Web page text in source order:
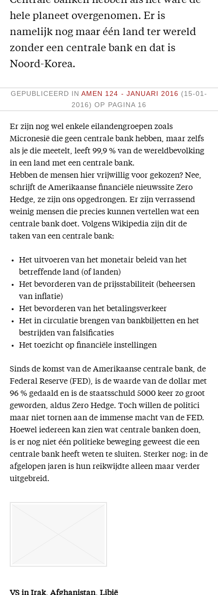
Missie
Service
Nabestellen
En verder
Bijbelstudieagenda
hele planeet overgenomen. Er is
namelijk nog maar één land ter wereld
zonder een centrale bank en dat is
Noord-Korea.
GEPUBLICEERD INAMEN 124 - JANUARI 2016 (15-01-
2016) OP PAGINA 16
Er zijn nog wel enkele eilandengroepen zoals
Micronesië die geen centrale bank hebben, maar zelfs
als je die meetelt, leeft 99,9 % van de wereldbevolking
in een land met een centrale bank.
Hebben de mensen hier vrijwillig voor gekozen? Nee,
schrijft de Amerikaanse financiële nieuwssite Zero
Hedge, ze zijn ons opgedrongen. Er zijn verrassend
weinig mensen die precies kunnen vertellen wat een
centrale bank doet. Volgens Wikipedia zijn dit de
taken van een centrale bank:
Het uitvoeren van het monetair beleid van het
betreffende land (of landen)
Het bevorderen van de prijsstabiliteit (beheersen
van inflatie)
Het bevorderen van het betalingsverkeer
Het in circulatie brengen van bankbiljetten en het
bestrijden van falsificaties
Het toezicht op financiële instellingen
Sinds de komst van de Amerikaanse centrale bank, de
Federal Reserve (FED), is de waarde van de dollar met
96 % gedaald en is de staatsschuld 5000 keer zo groot
geworden, aldus Zero Hedge. Toch willen de politici
maar niet tornen aan de immense macht van de FED.
Hoewel iedereen kan zien wat centrale banken doen,
is er nog niet één politieke beweging geweest die een
centrale bank heeft weten te sluiten. Sterker nog: in de
afgelopen jaren is hun reikwijdte alleen maar verder
uitgebreid.